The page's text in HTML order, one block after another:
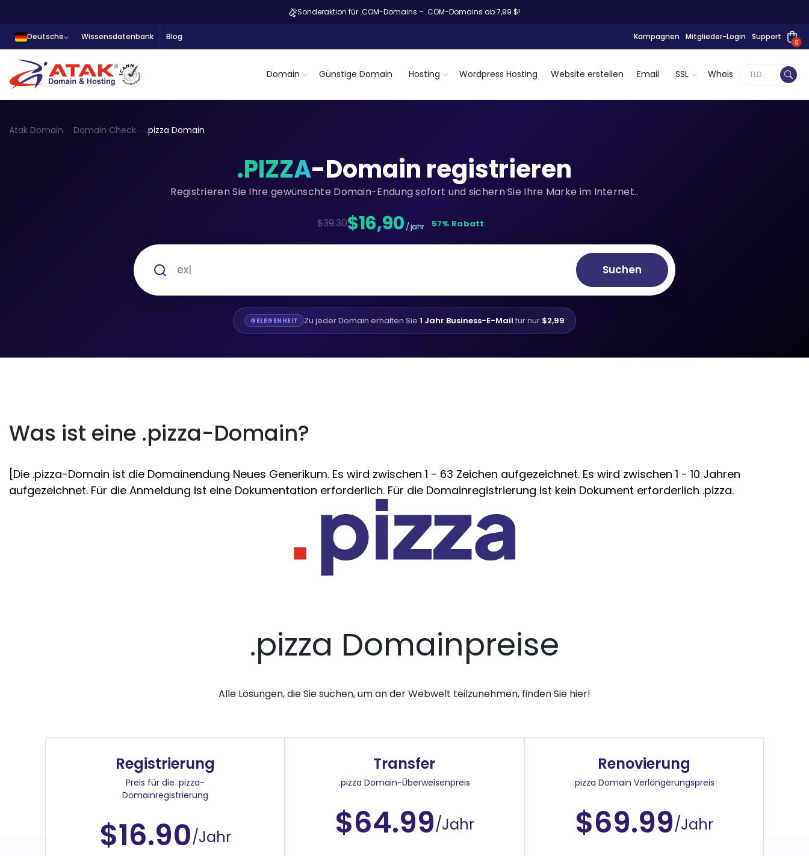
Sonderaktion für .COM-Domains – .COM-Domains ab 7,99 $!
Deutsche Wissensdatenbank Blog Kampagnen Mitglieder-Login Support
0
Domain Günstige Domain Hosting Wordpress Hosting Website erstellen Email SSL Whois
Atak Domain Domain Check .pizza Domain
.PIZZA-Domain registrieren
Registrieren Sie Ihre gewünschte Domain-Endung sofort und sichern Sie Ihre Marke im Internet..
$39.30$16,90 / jahr 57% Rabatt
Suchen
GELEGENHEIT Zu jeder Domain erhalten Sie 1 Jahr Business-E-Mail für nur $2,99
Was ist eine .pizza-Domain?
[Die .pizza-Domain ist die Domainendung Neues Generikum. Es wird zwischen 1 - 63 Zeichen aufgezeichnet. Es wird zwischen 1 - 10 Jahren
aufgezeichnet. Für die Anmeldung ist eine Dokumentation erforderlich. Für die Domainregistrierung ist kein Dokument erforderlich .pizza.
.pizza Domainpreise
Alle Lösungen, die Sie suchen, um an der Webwelt teilzunehmen, finden Sie hier!
Registrierung
Preis für die .pizza-
Domainregistrierung
$16.90/Jahr
Transfer
.pizza Domain-Überweisenpreis
$64.99/Jahr
Renovierung
.pizza Domain Verlängerungspreis
$69.99/Jahr